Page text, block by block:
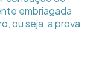
embriagada
ou seja, a prova